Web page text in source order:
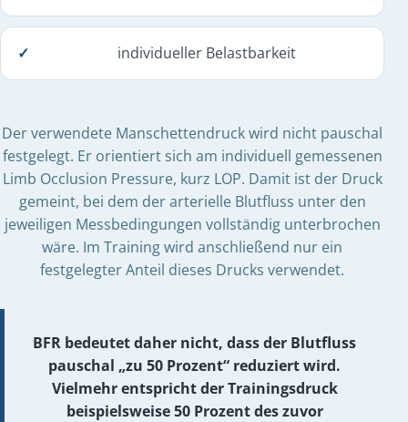
individueller Belastbarkeit
Der verwendete Manschettendruck wird nicht pauschal
festgelegt. Er orientiert sich am individuell gemessenen
Limb Occlusion Pressure, kurz LOP. Damit ist der Druck
gemeint, bei dem der arterielle Blutfluss unter den
jeweiligen Messbedingungen vollständig unterbrochen
wäre. Im Training wird anschließend nur ein
festgelegter Anteil dieses Drucks verwendet.
BFR bedeutet daher nicht, dass der Blutfluss
pauschal „zu 50 Prozent“ reduziert wird.
Vielmehr entspricht der Trainingsdruck
beispielsweise 50 Prozent des zuvor